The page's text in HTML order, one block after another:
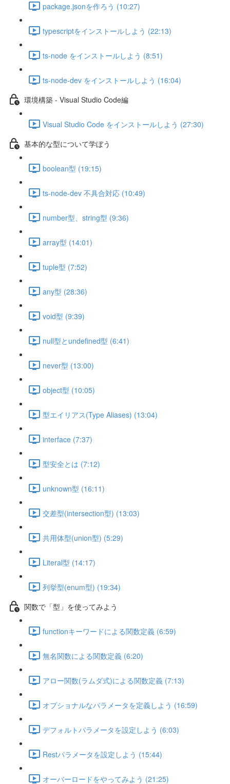
package.jsonを作ろう (10:27)
typescriptをインストールしよう (22:13)
ts-node をインストールしよう (8:51)
ts-node-dev をインストールしよう (16:04)
環境構築 - Visual Studio Code編
Visual Studio Code をインストールしよう (27:30)
基本的な型について学ぼう
boolean型 (19:15)
ts-node-dev 不具合対応 (10:49)
number型、string型 (9:36)
array型 (14:01)
tuple型 (7:52)
any型 (28:36)
void型 (9:39)
null型とundefined型 (6:41)
never型 (13:00)
object型 (10:05)
型エイリアス(Type Aliases) (13:04)
interface (7:37)
型安全とは (7:12)
unknown型 (16:11)
交差型(intersection型) (13:03)
共用体型(union型) (5:29)
Literal型 (14:17)
列挙型(enum型) (19:34)
関数で「型」を使ってみよう
functionキーワードによる関数定義 (6:59)
無名関数による関数定義 (6:20)
アロー関数(ラムダ式)による関数定義 (7:13)
オプショナルなパラメータを定義しよう (16:59)
デフォルトパラメータを設定しよう (6:03)
Restパラメータを設定しよう (15:44)
オーバーロードをやってみよう (21:25)